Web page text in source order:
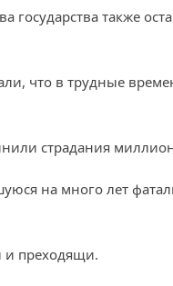
также
что в трудные
страдания
на много лет
и преходящи.